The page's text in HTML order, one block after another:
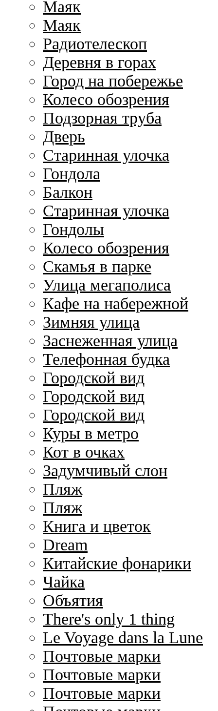
Маяк
Маяк
Радиотелескоп
Деревня в горах
Город на побережье
Колесо обозрения
Подзорная труба
Дверь
Старинная улочка
Гондола
Балкон
Старинная улочка
Гондолы
Колесо обозрения
Скамья в парке
Улица мегаполиса
Кафе на набережной
Зимняя улица
Заснеженная улица
Телефонная будка
Городской вид
Городской вид
Городской вид
Куры в метро
Кот в очках
Задумчивый слон
Пляж
Пляж
Книга и цветок
Dream
Китайские фонарики
Чайка
Объятия
There's only 1 thing
Le Voyage dans la Lune
Почтовые марки
Почтовые марки
Почтовые марки